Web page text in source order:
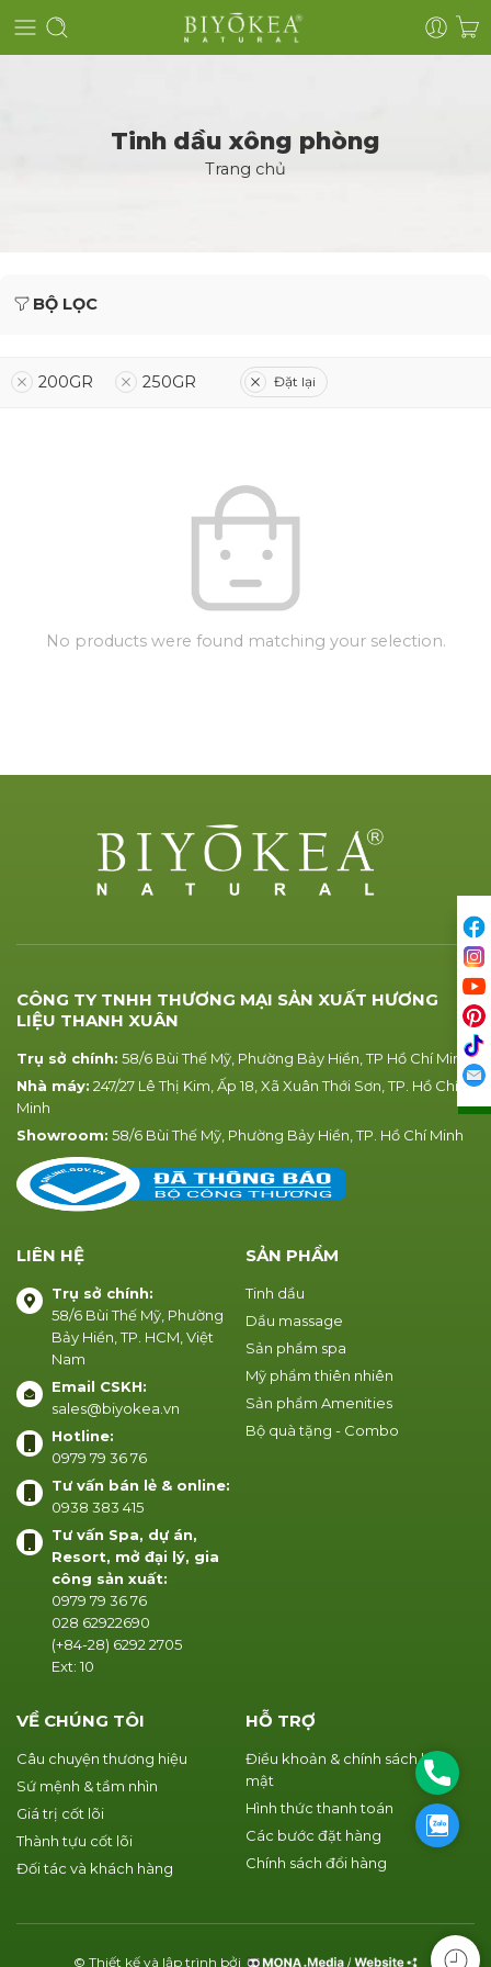
Tinh dầu xông phòng
Trang chủ
BỘ LỌC
200GR 250GR Đặt lại
No products were found matching your selection.
CÔNG TY TNHH THƯƠNG MẠI SẢN XUẤT HƯƠNG
LIỆU THANH XUÂN
Trụ sở chính: 58/6 Bùi Thế Mỹ, Phường Bảy Hiền, TP Hồ Chí Minh
Nhà máy: 247/27 Lê Thị Kim, Ấp 18, Xã Xuân Thới Sơn, TP. Hồ Chí
Minh
Showroom: 58/6 Bùi Thế Mỹ, Phường Bảy Hiền, TP. Hồ Chí Minh
SẢN PHẨM
Tinh dầu
Dầu massage
Sản phẩm spa
Mỹ phẩm thiên nhiên
Sản phẩm Amenities
Bộ quà tặng - Combo
VỀ CHÚNG TÔI
Câu chuyện thương hiệu
Sứ mệnh & tầm nhìn
Giá trị cốt lõi
Thành tựu cốt lõi
Đối tác và khách hàng
HỖ TRỢ
Điều khoản & chính sách bảo
mật
Hình thức thanh toán
Các bước đặt hàng
Chính sách đổi hàng
LIÊN HỆ
Trụ sở chính:
58/6 Bùi Thế Mỹ, Phường
Bảy Hiền, TP. HCM, Việt
Nam
Email CSKH:
sales@biyokea.vn
Hotline:
0979 79 36 76
Tư vấn bán lẻ & online:
0938 383 415
Tư vấn Spa, dự án,
Resort, mở đại lý, gia
công sản xuất:
0979 79 36 76
028 62922690
(+84-28) 6292 2705
Ext: 10
© Thiết kế và lập trình bởi
Phone
Zalo